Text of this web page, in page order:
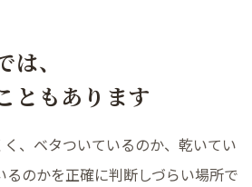
、
ともあります
、ベタついているのか、乾いてい
るのかを正確に判断しづらい場所で